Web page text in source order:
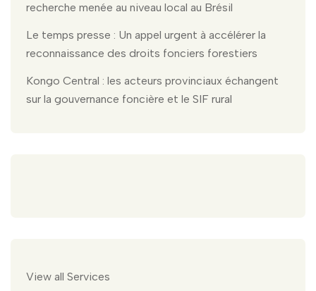
recherche menée au niveau local au Brésil
Le temps presse : Un appel urgent à accélérer la
reconnaissance des droits fonciers forestiers
Kongo Central : les acteurs provinciaux échangent
sur la gouvernance foncière et le SIF rural
View all Services